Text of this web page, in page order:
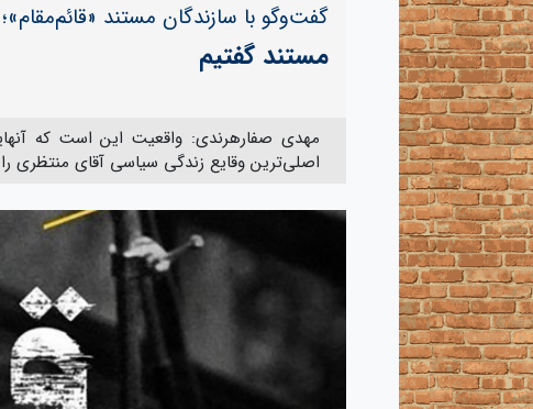
گفت‌وگو با سازندگان مستند «قائم‌مقام»؛
مستند گفتیم
مهدی صفارهرندی: واقعیت این است که
اصلی‌ترین وقایع زندگی سیاسی آقای منتظری